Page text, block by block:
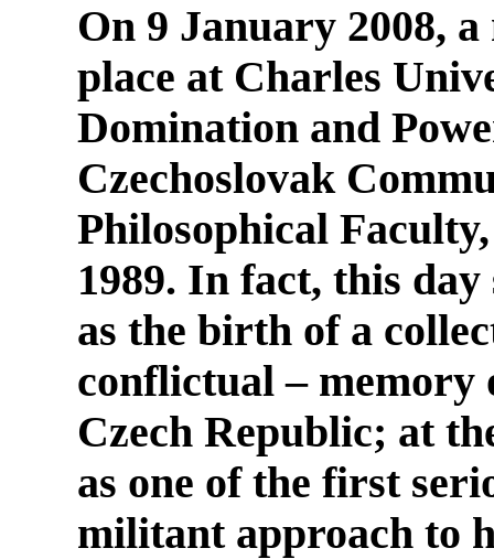
On 9 January 2008,
place at Charles
Domination and
Czechoslovak
Philosophical
1989. In fact, this day
as the birth of a
conflictual – memory
Czech Republic; at
as one of the first
militant approach to